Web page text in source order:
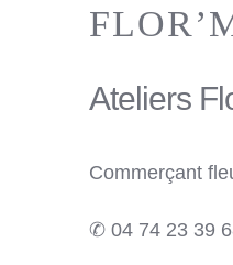
Ateliers
Commerçant
✆ 04 74 23 39